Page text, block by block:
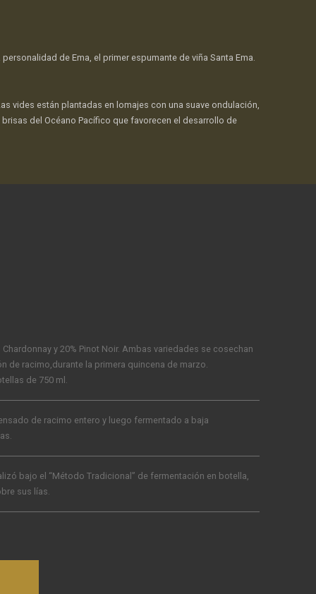
de Ema, el primer espumante de viña Santa Ema.
vides están plantadas en lomajes con una suave ondulación,
del Océano Pacífico que favorecen el desarrollo de
y 20% Pinot Noir. Ambas variedades se cosechan
de racimo,durante la primera quincena de marzo.
de 750 ml.
de racimo entero y luego fermentado a baja
bajo el “Método Tradicional” de fermentación en botella,
sus lías.